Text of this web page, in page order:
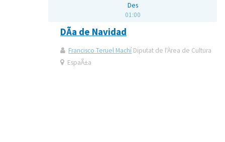
Des
01:00
DÃ­a de Navidad
Francisco Teruel Machí Diputat de l'Àrea de Cultura
EspaÃ±a